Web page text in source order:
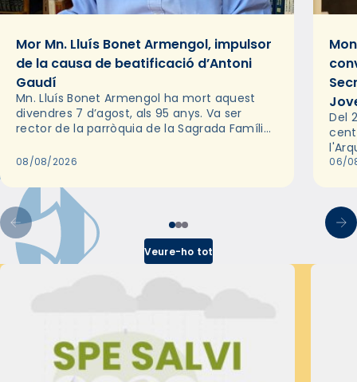
Mor Mn. Lluís Bonet Armengol, impulsor
de la causa de beatificació d’Antoni
Gaudí
Mn. Lluís Bonet Armengol ha mort aquest
divendres 7 d’agost, als 95 anys. Va ser
rector de la parròquia de la Sagrada Família
2018,…
08/08/2026
Del
les
06/
Veure-ho tot